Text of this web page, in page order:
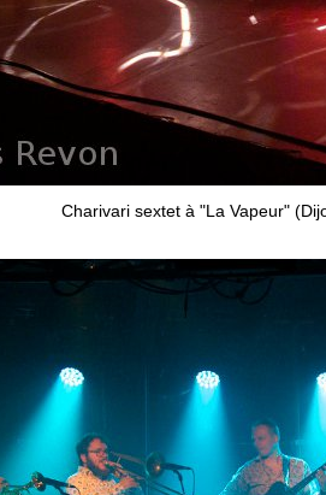
Charivari sextet à "La Vapeur"